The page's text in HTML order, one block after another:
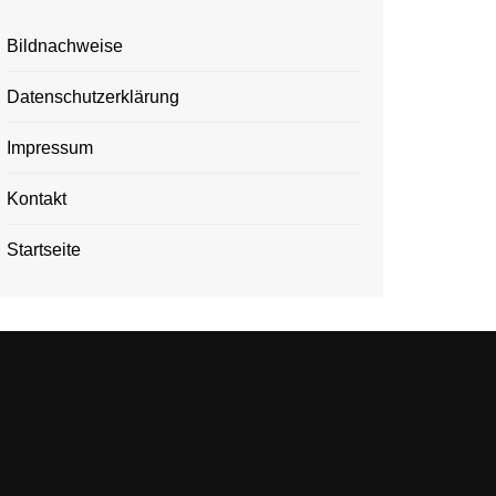
Bildnachweise
Datenschutzerklärung
Impressum
Kontakt
Startseite